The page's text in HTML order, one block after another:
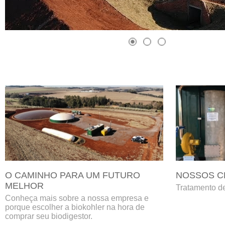
O CAMINHO PARA UM FUTURO
MELHOR
Conheça mais sobre a nossa empresa e
porque escolher a biokohler na hora de
comprar seu biodigestor.
NOSSOS
Tratamento